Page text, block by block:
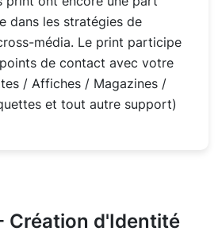
dans les stratégies de
média. Le print participe
de contact avec votre
/ Affiches / Magazines /
et tout autre support)
Création d'Identité